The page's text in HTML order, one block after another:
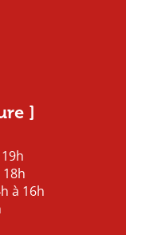
]
à 16h